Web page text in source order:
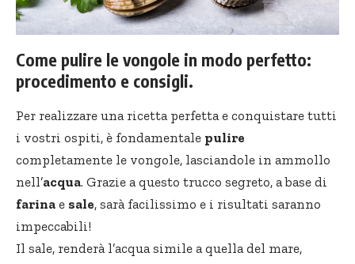
Come pulire le vongole in modo perfetto:
procedimento e consigli.
Per realizzare una ricetta perfetta e conquistare tutti
i vostri ospiti, è fondamentale pulire
completamente le vongole, lasciandole in ammollo
nell’acqua. Grazie a questo trucco segreto, a base di
farina e sale, sarà facilissimo e i risultati saranno
impeccabili!
Il sale, renderà l’acqua simile a quella del mare,